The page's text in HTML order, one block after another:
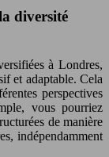
diversité
à Londres,
et adaptable. Cela
perspectives
vous pourriez
de manière
indépendamment